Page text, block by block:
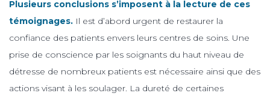
Plusieurs conclusions s’imposent à la lecture de ces
témoignages. Il est d’abord urgent de restaurer la
confiance des patients envers leurs centres de soins. Une
prise de conscience par les soignants du haut niveau de
détresse de nombreux patients est nécessaire ainsi que des
actions visant à les soulager. La dureté de certaines